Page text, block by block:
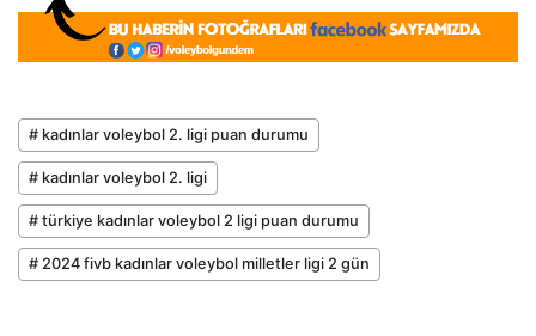
# kadınlar voleybol 2. ligi puan durumu
# kadınlar voleybol 2. ligi
# türkiye kadınlar voleybol 2 ligi puan durumu
# 2024 fivb kadınlar voleybol milletler ligi 2 gün